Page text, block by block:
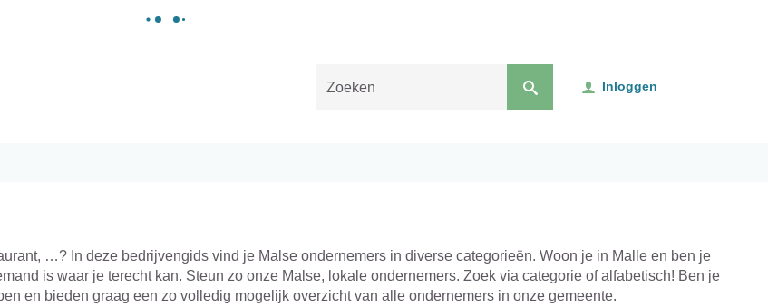
Inloggen
…? In deze bedrijvengids vind je Malse ondernemers in diverse categorieën. Woon je in Malle en ben je
is waar je terecht kan. Steun zo onze Malse, lokale ondernemers. Zoek via categorie of alfabetisch! Ben je
en bieden graag een zo volledig mogelijk overzicht van alle ondernemers in onze gemeente.